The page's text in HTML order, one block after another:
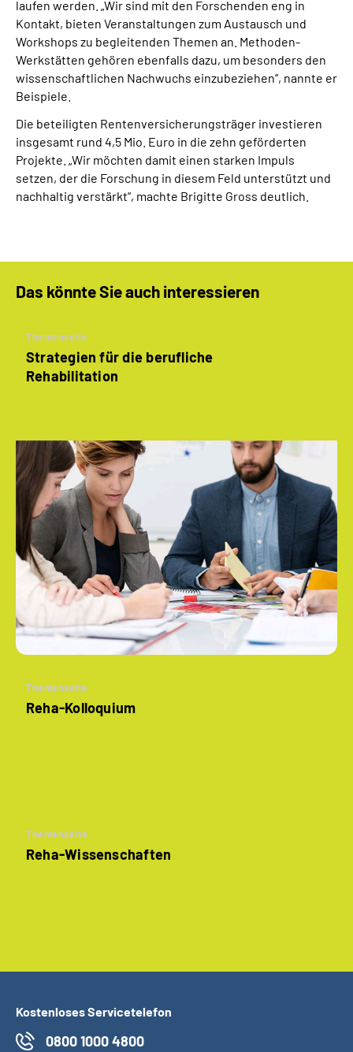
laufen werden. „Wir sind mit den Forschenden eng in
Kontakt, bieten Veranstaltungen zum Austausch und
Workshops zu begleitenden Themen an. Methoden-
Werkstätten gehören ebenfalls dazu, um besonders den
wissenschaftlichen Nachwuchs einzubeziehen“, nannte er
Beispiele.
Die beteiligten Rentenversicherungsträger investieren
insgesamt rund 4,5 Mio. Euro in die zehn geförderten
Projekte. „Wir möchten damit einen starken Impuls
setzen, der die Forschung in diesem Feld unterstützt und
nachhaltig verstärkt“, machte Brigitte Gross deutlich.
Das könnte Sie auch interessieren
Themenseite
Strategien für die berufliche
Rehabilitation
Themenseite
Reha-Kolloquium
Themenseite
Reha-Wissenschaften
Kostenloses Servicetelefon
0800 1000 4800